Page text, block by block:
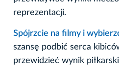
reprezentacji.
Spójrzcie na filmy i
szansę podbić serca
przewidzieć wynik